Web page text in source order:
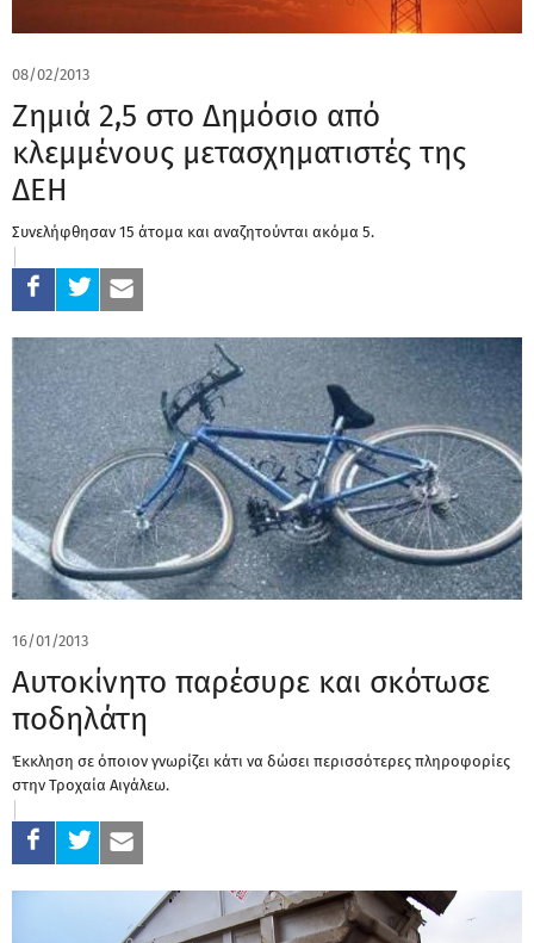
08/02/2013
Ζημιά 2,5 στο Δημόσιο από
κλεμμένους μετασχηματιστές της
ΔΕΗ
Συνελήφθησαν 15 άτομα και αναζητούνται ακόμα 5.
16/01/2013
Αυτοκίνητο παρέσυρε και σκότωσε
ποδηλάτη
Έκκληση σε όποιον γνωρίζει κάτι να δώσει περισσότερες πληροφορίες
στην Τροχαία Αιγάλεω.